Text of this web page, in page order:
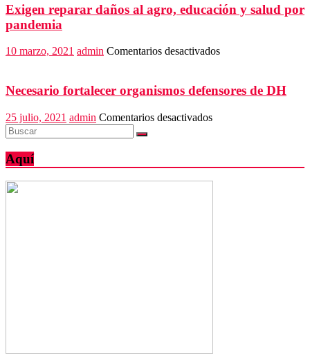
retorno
seguro
Exigen reparar daños al agro, educación y salud por
pandemia
10 marzo, 2021 admin Comentarios desactivadosen
daños
Necesario fortalecer organismos defensores de DH
25 julio, 2021 admin Comentarios desactivadosen
defensores
de
Aquí